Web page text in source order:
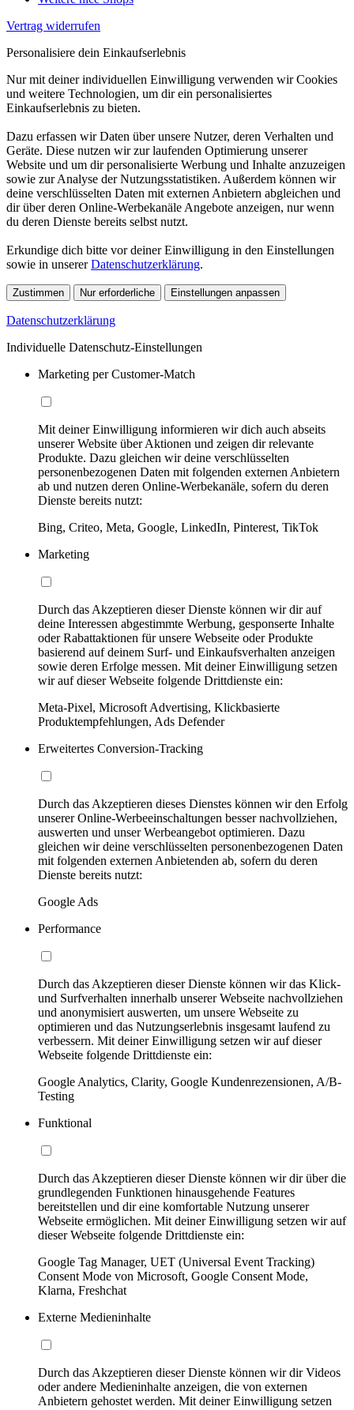
Vertrag widerrufen
Personalisiere dein Einkaufserlebnis
Nur mit deiner individuellen Einwilligung verwenden wir Cookies
und weitere Technologien, um dir ein personalisiertes
Einkaufserlebnis zu bieten.
Dazu erfassen wir Daten über unsere Nutzer, deren Verhalten und
Geräte. Diese nutzen wir zur laufenden Optimierung unserer
Website und um dir personalisierte Werbung und Inhalte anzuzeigen
sowie zur Analyse der Nutzungsstatistiken. Außerdem können wir
deine verschlüsselten Daten mit externen Anbietern abgleichen und
dir über deren Online-Werbekanäle Angebote anzeigen, nur wenn
du deren Dienste bereits selbst nutzt.
Erkundige dich bitte vor deiner Einwilligung in den Einstellungen
sowie in unsererDatenschutzerklärung.
Zustimmen Nur erforderliche Einstellungen anpassen
Datenschutzerklärung
Individuelle Datenschutz-Einstellungen
Marketing per Customer-Match
Mit deiner Einwilligung informieren wir dich auch abseits
unserer Website über Aktionen und zeigen dir relevante
Produkte. Dazu gleichen wir deine verschlüsselten
personenbezogenen Daten mit folgenden externen Anbietern
ab und nutzen deren Online-Werbekanäle, sofern du deren
Dienste bereits nutzt:
Bing, Criteo, Meta, Google, LinkedIn, Pinterest, TikTok
Marketing
Durch das Akzeptieren dieser Dienste können wir dir auf
deine Interessen abgestimmte Werbung, gesponserte Inhalte
oder Rabattaktionen für unsere Webseite oder Produkte
basierend auf deinem Surf- und Einkaufsverhalten anzeigen
sowie deren Erfolge messen. Mit deiner Einwilligung setzen
wir auf dieser Webseite folgende Drittdienste ein:
Meta-Pixel, Microsoft Advertising, Klickbasierte
Produktempfehlungen, Ads Defender
Erweitertes Conversion-Tracking
Durch das Akzeptieren dieses Dienstes können wir den Erfolg
unserer Online-Werbeeinschaltungen besser nachvollziehen,
auswerten und unser Werbeangebot optimieren. Dazu
gleichen wir deine verschlüsselten personenbezogenen Daten
mit folgenden externen Anbietenden ab, sofern du deren
Dienste bereits nutzt:
Google Ads
Performance
Durch das Akzeptieren dieser Dienste können wir das Klick-
und Surfverhalten innerhalb unserer Webseite nachvollziehen
und anonymisiert auswerten, um unsere Webseite zu
optimieren und das Nutzungserlebnis insgesamt laufend zu
verbessern. Mit deiner Einwilligung setzen wir auf dieser
Webseite folgende Drittdienste ein:
Google Analytics, Clarity, Google Kundenrezensionen, A/B-
Testing
Funktional
Durch das Akzeptieren dieser Dienste können wir dir über die
grundlegenden Funktionen hinausgehende Features
bereitstellen und dir eine komfortable Nutzung unserer
Webseite ermöglichen. Mit deiner Einwilligung setzen wir auf
dieser Webseite folgende Drittdienste ein:
Google Tag Manager, UET (Universal Event Tracking)
Consent Mode von Microsoft, Google Consent Mode,
Klarna, Freshchat
Externe Medieninhalte
Durch das Akzeptieren dieser Dienste können wir dir Videos
oder andere Medieninhalte anzeigen, die von externen
Anbietern gehostet werden. Mit deiner Einwilligung setzen